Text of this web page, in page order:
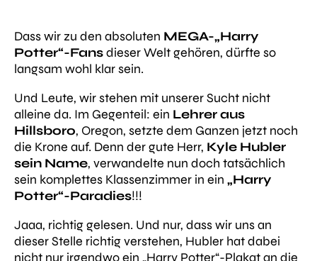
Dass wir zu den absoluten MEGA-„Harry
Potter“-Fansdieser Welt gehören, dürfte so
langsam wohl klar sein.
Und Leute, wir stehen mit unserer Sucht nicht
alleine da. Im Gegenteil: ein Lehrer aus
Hillsboro, Oregon, setzte dem Ganzen jetzt noch
die Krone auf. Denn der gute Herr, Kyle Hubler
sein Name, verwandelte nun doch tatsächlich
sein komplettes Klassenzimmer in ein „Harry
Potter“-Paradies!!!
Jaaa, richtig gelesen. Und nur, dass wir uns an
dieser Stelle richtig verstehen, Hubler hat dabei
nicht nur irgendwo ein „Harry Potter“-Plakat an die